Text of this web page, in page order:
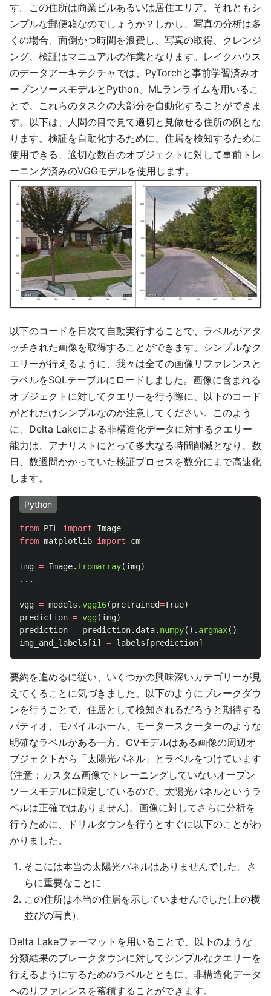
す。この住所は商業ビルあるいは居住エリア、それともシ
ンプルな郵便箱なのでしょうか？しかし、写真の分析は多
くの場合、面倒かつ時間を浪費し、写真の取得、クレンジ
ング、検証はマニュアルの作業となります。レイクハウス
のデータアーキテクチャでは、PyTorchと事前学習済みオ
ープンソースモデルとPython、MLランライムを用いるこ
とで、これらのタスクの大部分を自動化することができま
す。以下は、人間の目で見て適切と見做せる住所の例とな
ります。検証を自動化するために、住居を検知するために
使用できる、適切な数百のオブジェクトに対して事前トレ
ーニング済みのVGGモデルを使用します。
以下のコードを日次で自動実行することで、ラベルがアタ
ッチされた画像を取得することができます。シンプルなク
エリーが行えるように、我々は全ての画像リファレンスと
ラベルをSQLテーブルにロードしました。画像に含まれる
オブジェクトに対してクエリーを行う際に、以下のコード
がどれだけシンプルなのか注意してください。このよう
に、Delta Lakeによる非構造化データに対するクエリー
能力は、アナリストにとって多大なる時間削減となり、数
日、数週間かかっていた検証プロセスを数分にまで高速化
します。
Python
from PIL import
Image
from matplotlib import cm
img = Image. fromarray(img)
...
vgg = models .vgg16(pretrained=True)
prediction = vgg(img)
prediction = prediction. data. numpy(). argmax()
img_and_labels [i] = labels [prediction]
要約を進めるに従い、いくつかの興味深いカテゴリーが見
えてくることに気づきました。以下のようにブレークダウ
ンを行うことで、住居として検知されるだろうと期待する
パティオ、モバイルホーム、モータースクーターのような
明確なラベルがある一方、CVモデルはある画像の周辺オ
ブジェクトから「太陽光パネル」とラベルをつけています
(注意：カスタム画像でトレーニングしていないオープン
ソースモデルに限定しているので、太陽光パネルというラ
ベルは正確ではありません)。画像に対してさらに分析を
行うために、ドリルダウンを行うとすぐに以下のことがわ
かりました。
そこには本当の太陽光パネルはありませんでした。さ
らに重要なことに
この住所は本当の住居を示していませんでした(上の横
並びの写真)。
Delta Lakeフォーマットを用いることで、以下のような
分類結果のブレークダウンに対してシンプルなクエリーを
行えるようにするためのラベルとともに、非構造化データ
へのリファレンスを蓄積することができます。